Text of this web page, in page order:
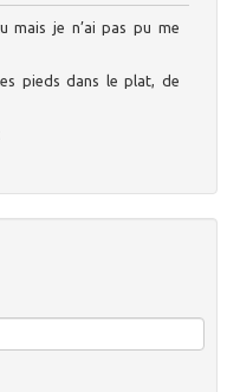
mais je n’ai pas pu me
pieds dans le plat, de